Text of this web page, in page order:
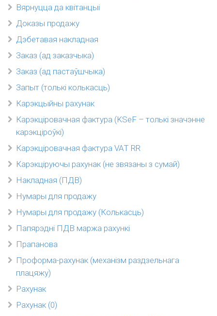
Вярнуцца да квітанцыі
Доказы продажу
Дэбетавая накладная
Заказ (ад заказчыка)
Заказ (ад пастаўшчыка)
Запыт (толькі колькасць)
Карэкцыйны рахунак
Карэкціровачная фактура (KSeF – толькі значэнне
карэкціроўкі)
Карэкціровачная фактура VAT RR
Карэкціруючы рахунак (не звязаны з сумай)
Накладная (ПДВ)
Нумары для продажу
Нумары для продажу (Колькасць)
Папярэдні ПДВ маржа рахункі
Прапанова
Проформа-рахунак (механізм раздзельнага
плацяжу)
Рахунак
Рахунак (0)